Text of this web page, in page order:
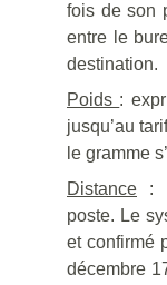
fois de son
entre le
destination.
Poids :
jusqu’au
le gramme
Distance :
poste. Le
et confirmé
décembre